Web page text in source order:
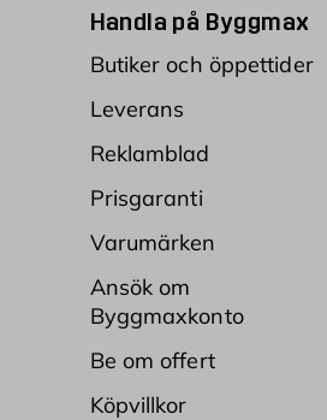
Handla på Byggmax
Butiker och öppettider
Leverans
Reklamblad
Prisgaranti
Varumärken
Ansök om
Byggmaxkonto
Be om offert
Köpvillkor